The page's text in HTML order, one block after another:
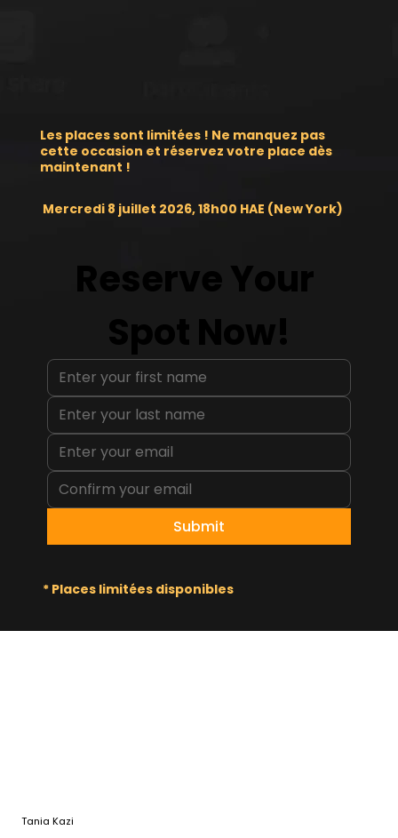
Les places sont limitées ! Ne manquez pas
cette occasion et réservez votre place dès
maintenant !
Mercredi 8 juillet 2026, 18h00 HAE (New York)
Reserve Your
Submit
* Places limitées disponibles
Tania Kazi